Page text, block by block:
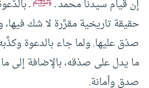
إن قيام سيدنا محمد ـ
ـ
حقيقة تاريخية مقرَّرة لا شك فيها،
صدْق عليها. ولما جاء بالدعوة
ما يدل على صدْقه، بالإضافة إلى
صدق وأمانة.